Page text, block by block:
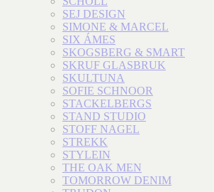
SEJ DESIGN
SIMONE & MARCEL
SIX ÁMES
SKOGSBERG & SMART
SKRUF GLASBRUK
SKULTUNA
SOFIE SCHNOOR
STACKELBERGS
STAND STUDIO
STOFF NAGEL
STREKK
STYLEIN
THE OAK MEN
TOMORROW DENIM